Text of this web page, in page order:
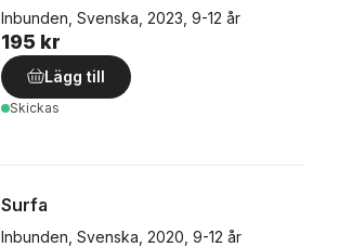
Inbunden, Svenska, 2023, 9-12 år
195 kr
Lägg till
Skickas
Surfa
Inbunden, Svenska, 2020, 9-12 år